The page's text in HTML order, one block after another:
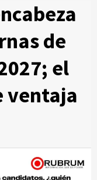
de
el
ventaja